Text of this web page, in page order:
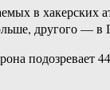
в хакерских
другого — в